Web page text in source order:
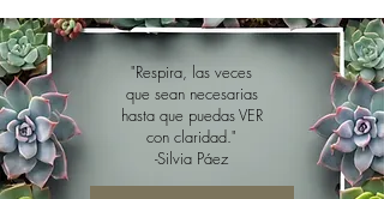
"Respira, las veces
que sean necesarias
hasta que puedas VER
con claridad."
-Silvia Páez